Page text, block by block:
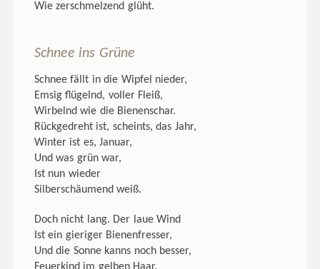
Wie zerschmelzend glüht.
Schnee ins Grüne
Schnee fällt in die Wipfel nieder,
Emsig flügelnd, voller Fleiß,
Wirbelnd wie die Bienenschar.
Rückgedreht ist, scheints, das Jahr,
Winter ist es, Januar,
Und was grün war,
Ist nun wieder
Silberschäumend weiß.
Doch nicht lang. Der laue Wind
Ist ein gieriger Bienenfresser,
Und die Sonne kanns noch besser,